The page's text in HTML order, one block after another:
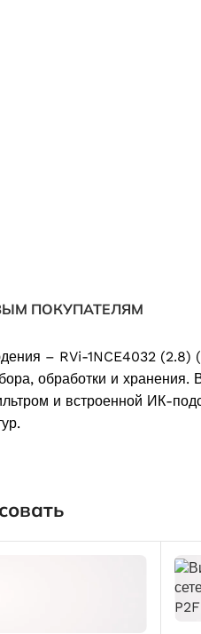
ПОКУПАТЕЛЯМ
– RVi-1NCE4032 (2.8)
обработки и
и встроенной ИК-